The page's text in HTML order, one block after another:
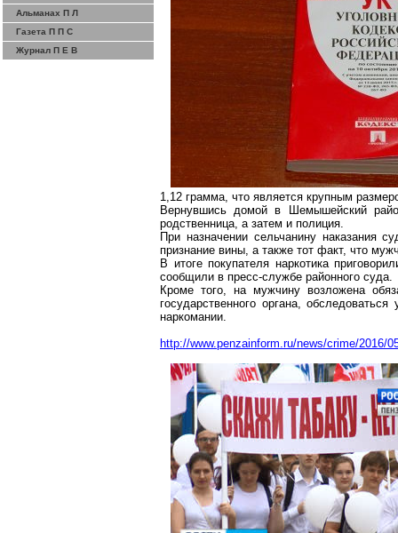
Альманах П Л
Газета П П С
Журнал П Е В
1,12 грамма, что является крупным
Вернувшись домой в Шемышейский
родственница, а затем и полиция.
При назначении сельчанину наказания
признание вины, а также тот факт, что
В итоге покупателя наркотика
сообщили в пресс-службе районного суда.
Кроме того, на мужчину возложена
государственного органа,
наркомании.
http://www.penzainform.ru/news/crime/2016/